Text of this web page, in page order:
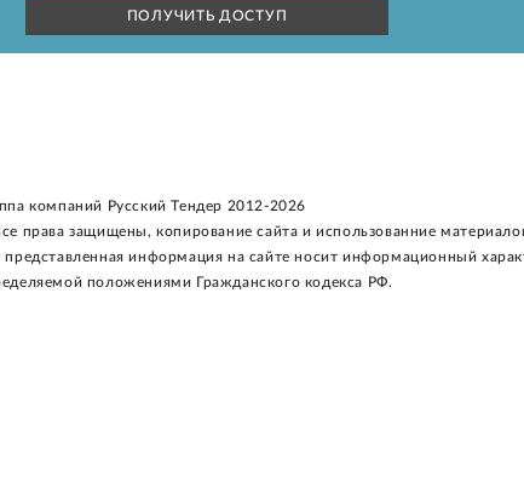
ПОЛУЧИТЬ ДОСТУП
компаний Русский Тендер 2012-2026
права защищены, копирование сайта и использованние
представленная информация на сайте носит информационный
положениями Гражданского кодекса РФ.